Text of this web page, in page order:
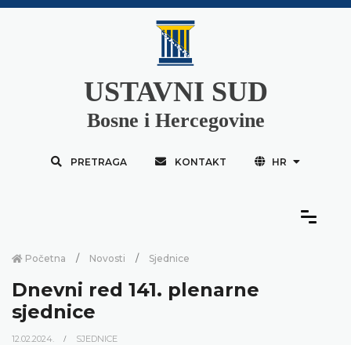
USTAVNI SUD
Bosne i Hercegovine
PRETRAGA KONTAKT HR
Početna Novosti Sjednice
Dnevni red 141. plenarne
sjednice
12.02.2024. SJEDNICE